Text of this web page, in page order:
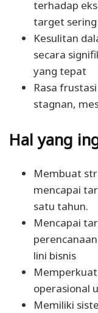
terhadap
target
Kesulitan
secara
yang tepat
Rasa
stagnan,
Hal yang
Membuat
mencapai
satu tahun.
Mencapai
lini bisnis
operasional
Memiliki